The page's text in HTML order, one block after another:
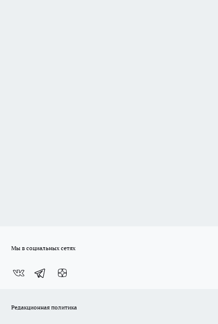
Мы в социальных сетях
Редакционная политика